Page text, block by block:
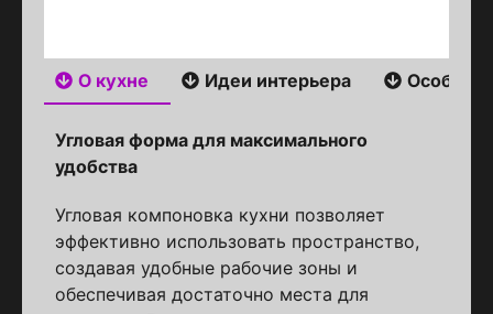
О кухне Идеи интерьера
Угловая форма для максимального
удобства
Угловая компоновка кухни позволяет
эффективно использовать пространство,
создавая удобные рабочие зоны и
обеспечивая достаточно места для